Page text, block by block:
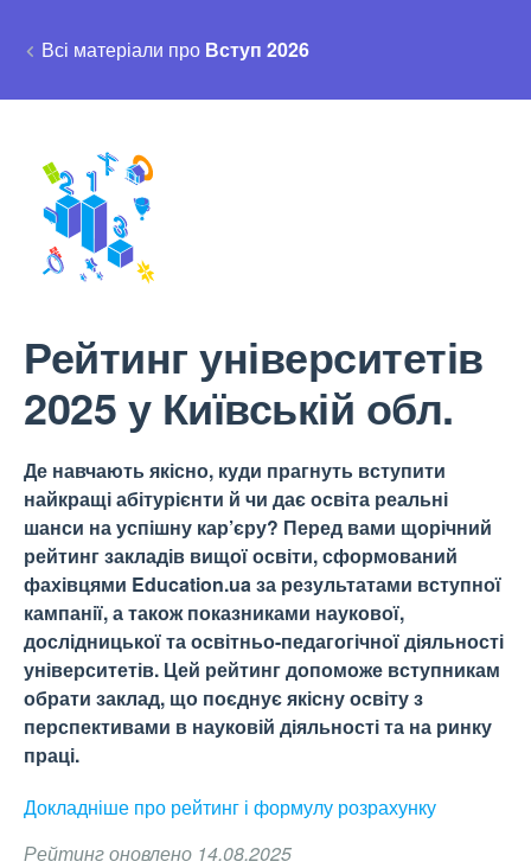
Всі матеріали про Вступ 2026
Рейтинг університетів
2025 у Київській обл.
Де навчають якісно, куди прагнуть вступити
найкращі абітурієнти й чи дає освіта реальні
шанси на успішну кар’єру? Перед вами щорічний
рейтинг закладів вищої освіти, сформований
фахівцями Education.ua за результатами вступної
кампанії, а також показниками наукової,
дослідницької та освітньо-педагогічної діяльності
університетів. Цей рейтинг допоможе вступникам
обрати заклад, що поєднує якісну освіту з
перспективами в науковій діяльності та на ринку
праці.
Докладніше про рейтинг і формулу розрахунку
Рейтинг оновлено 14.08.2025